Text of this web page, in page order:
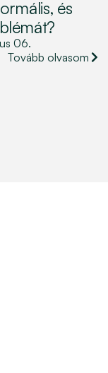
és
06.
Tovább olvasom